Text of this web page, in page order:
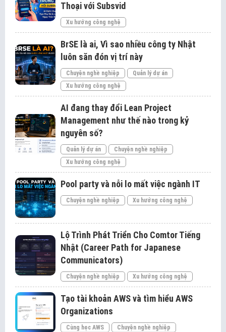
Thoại với Subsvid
Xu hướng công nghệ
BrSE là ai, Vì sao nhiều công ty Nhật
luôn săn đón vị trí này
Chuyện nghề nghiệp
Quản lý dự án
Xu hướng công nghệ
AI đang thay đổi Lean Project
Management như thế nào trong kỷ
nguyên số?
Quản lý dự án
Chuyện nghề nghiệp
Xu hướng công nghệ
Pool party và nỗi lo mất việc ngành IT
Chuyện nghề nghiệp Xu hướng công nghệ
Lộ Trình Phát Triển Cho Comtor Tiếng
Nhật (Career Path for Japanese
Communicators)
Chuyện nghề nghiệp Xu hướng công nghệ
Tạo tài khoản AWS và tìm hiểu AWS
Organizations
Cùng học AWS Chuyện nghề nghiệp